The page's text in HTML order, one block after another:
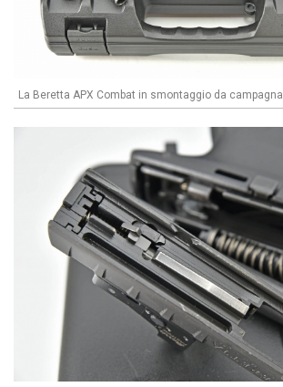
La Beretta APX Combat in smontaggio da campagna